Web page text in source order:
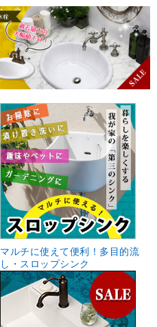
マルチに使えて便利！多目的流
し・スロップシンク